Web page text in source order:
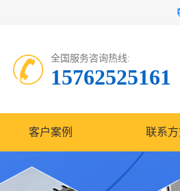
全国服务咨询热线:
15762525161
客户案例 联系